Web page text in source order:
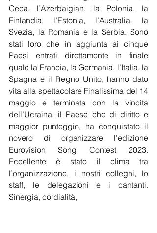
Ceca, l’Azerbaigian, la Polonia, la
Finlandia, l’Estonia, l’Australia, la
Svezia, la Romania e la Serbia. Sono
stati loro che in aggiunta ai cinque
Paesi entrati direttamente in finale
quale la Francia, la Germania, l’Italia, la
Spagna e il Regno Unito, hanno dato
vita alla spettacolare Finalissima del 14
maggio e terminata con la vincita
dell’Ucraina, il Paese che di diritto e
maggior punteggio, ha conquistato il
novero di organizzare l’edizione
Eurovision Song Contest 2023.
Eccellente è stato il clima tra
l’organizzazione, i nostri colleghi, lo
staff, le delegazioni e i cantanti.
Sinergia, cordialità,